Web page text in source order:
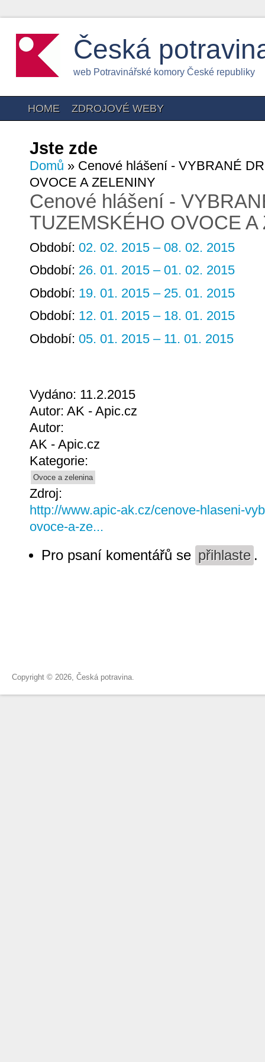
Česká
web Potravinářské komory České republiky
HOME ZDROJOVÉ WEBY
Jste zde
Domů » Cenové hlášení - VYBRANÉ
OVOCE A ZELENINY
Cenové hlášení -
TUZEMSKÉHO OVOCE A
Období: 02. 02. 2015 – 08. 02. 2015
Období: 26. 01. 2015 – 01. 02. 2015
Období: 19. 01. 2015 – 25. 01. 2015
Období: 12. 01. 2015 – 18. 01. 2015
Období: 05. 01. 2015 – 11. 01. 2015
Vydáno: 11.2.2015
Autor: AK - Apic.cz
Autor:
AK - Apic.cz
Kategorie:
Ovoce a zelenina
Zdroj:
http://www.apic-ak.cz/cenove-hlaseni-
ovoce-a-ze...
Pro psaní komentářů se přihlaste .
Copyright © 2026, Česká potravina.